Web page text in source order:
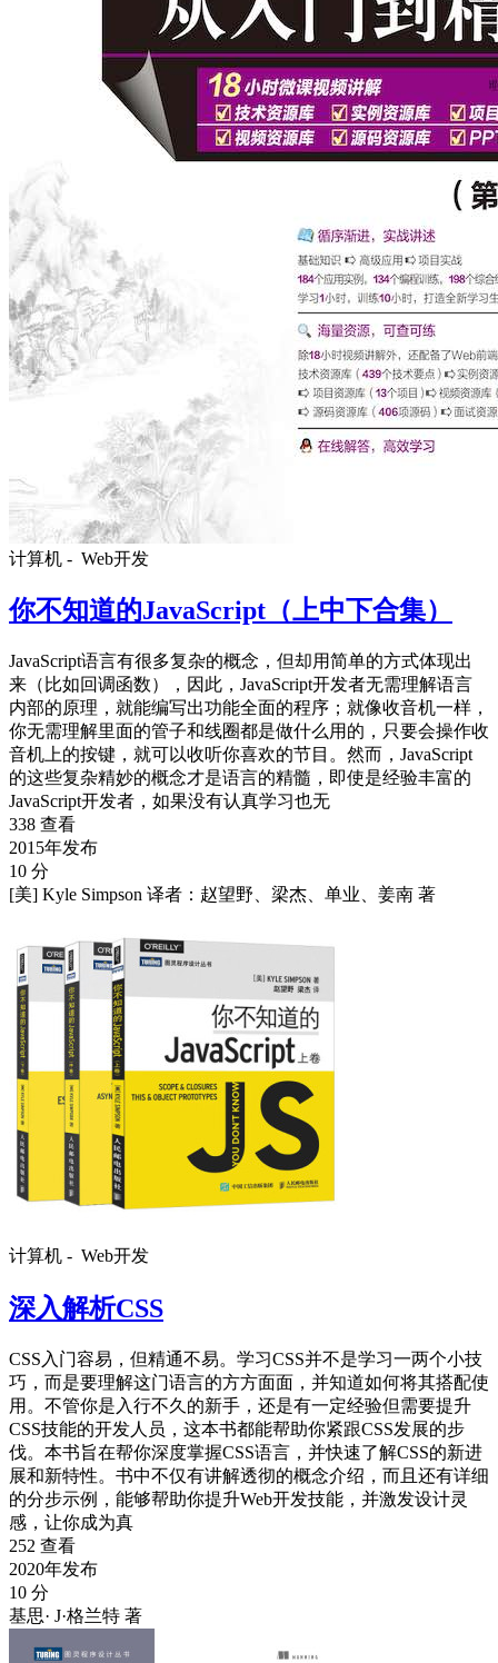
计算机 - Web开发
你不知道的JavaScript（上中下合集）
JavaScript语言有很多复杂的概念，但却用简单的方式体现出
来（比如回调函数），因此，JavaScript开发者无需理解语言
内部的原理，就能编写出功能全面的程序；就像收音机一样，
你无需理解里面的管子和线圈都是做什么用的，只要会操作收
音机上的按键，就可以收听你喜欢的节目。然而，JavaScript
的这些复杂精妙的概念才是语言的精髓，即使是经验丰富的
JavaScript开发者，如果没有认真学习也无
338 查看
2015年发布
10 分
[美] Kyle Simpson 译者：赵望野、梁杰、单业、姜南 著
计算机 - Web开发
深入解析CSS
CSS入门容易，但精通不易。学习CSS并不是学习一两个小技
巧，而是要理解这门语言的方方面面，并知道如何将其搭配使
用。不管你是入行不久的新手，还是有一定经验但需要提升
CSS技能的开发人员，这本书都能帮助你紧跟CSS发展的步
伐。本书旨在帮你深度掌握CSS语言，并快速了解CSS的新进
展和新特性。书中不仅有讲解透彻的概念介绍，而且还有详细
的分步示例，能够帮助你提升Web开发技能，并激发设计灵
感，让你成为真
252 查看
2020年发布
10 分
基思· J·格兰特 著